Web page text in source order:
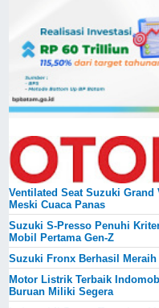
Ventilated Seat Suzuki
Meski Cuaca Panas
Suzuki S-Presso Penuhi
Mobil Pertama Gen-Z
Suzuki Fronx Berhasil Meraih
Motor Listrik Terbaik
Buruan Miliki Segera